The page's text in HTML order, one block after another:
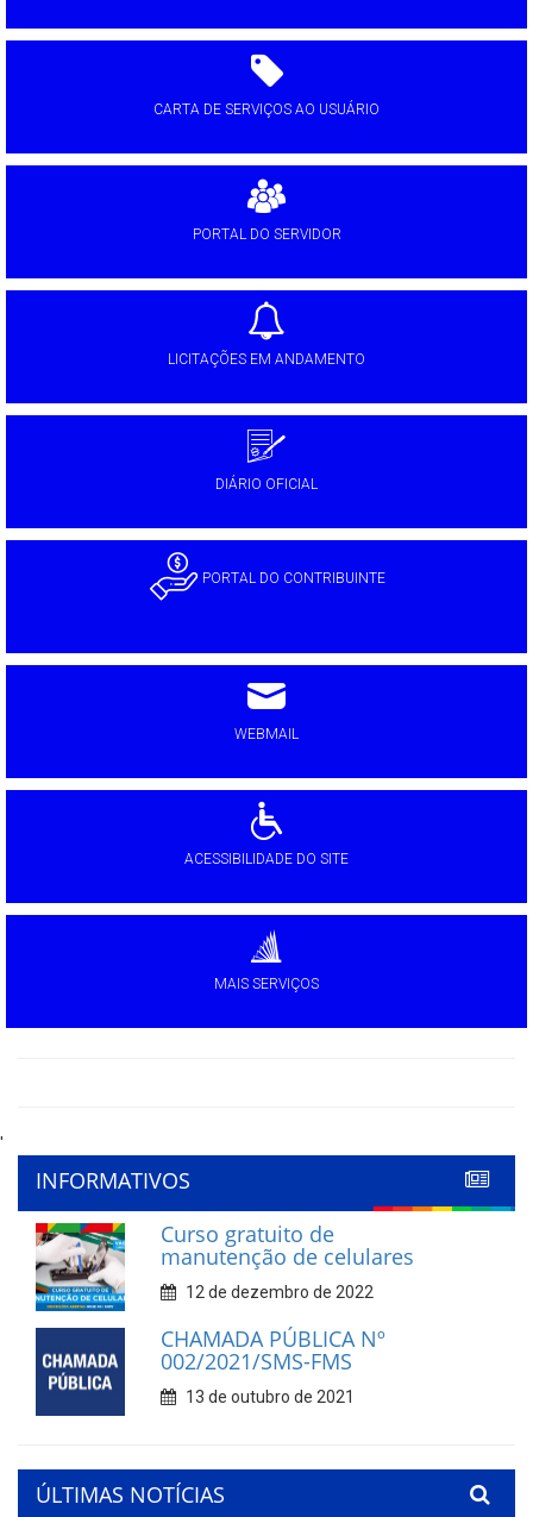
CARTA DE SERVIÇOS AO USUÁRIO
PORTAL DO SERVIDOR
LICITAÇÕES EM ANDAMENTO
DIÁRIO OFICIAL
PORTAL DO CONTRIBUINTE
WEBMAIL
ACESSIBILIDADE DO SITE
MAIS SERVIÇOS
'
INFORMATIVOS
Curso gratuito de
manutenção de celulares
12 de dezembro de 2022
CHAMADA PÚBLICA Nº
002/2021/SMS-FMS
13 de outubro de 2021
ÚLTIMAS NOTÍCIAS